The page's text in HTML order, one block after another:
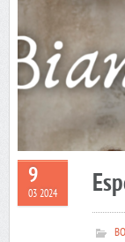
9
03 2024